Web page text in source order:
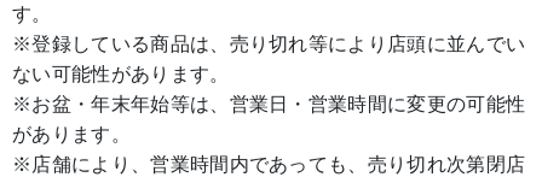
す。
※登録している商品は、売り切れ等により店頭に並んでい
ない可能性があります。
※お盆・年末年始等は、営業日・営業時間に変更の可能性
があります。
※店舗により、営業時間内であっても、売り切れ次第閉店